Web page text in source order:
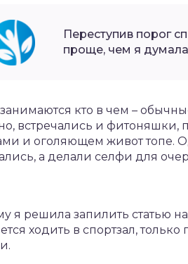
Переступив порог
проще, чем я
кто в чем –
встречались и
и оголяющем живот топе.
а делали селфи для
я решила запилить статью
ходить в спортзал,